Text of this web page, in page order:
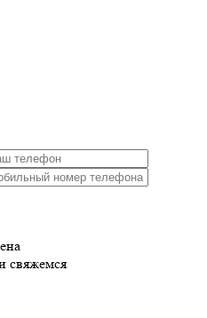
свяжемся